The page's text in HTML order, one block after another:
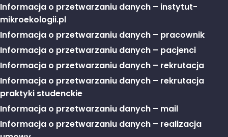
Informacja o przetwarzaniu danych – instytut-
mikroekologii.pl
Informacja o przetwarzaniu danych – pracownik
Informacja o przetwarzaniu danych – pacjenci
Informacja o przetwarzaniu danych – rekrutacja
Informacja o przetwarzaniu danych – rekrutacja
praktyki studenckie
Informacja o przetwarzaniu danych – mail
Informacja o przetwarzaniu danych – realizacja